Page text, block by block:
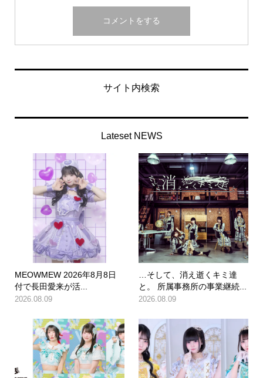
サイト内検索
Lateset NEWS
MEOWMEW 2026年8月8日
付で長田愛来が活...
2026.08.09
…そして、消え逝くキミ達
と。 所属事務所の事業継続...
2026.08.09